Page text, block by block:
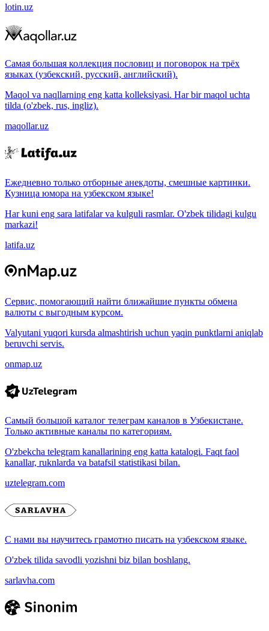
lotin.uz
Самая большая коллекция пословиц и поговорок на трёх
языках (узбекский, русский, английский).
Maqol va naqllarning eng katta kolleksiyasi. Har bir maqol uchta
tilda (o'zbek, rus, ingliz).
maqollar.uz
Ежедневно только отборные анекдоты, смешные картинки.
Кузница юмора на узбекском языке!
Har kuni eng sara latifalar va kulguli rasmlar. O'zbek tilidagi kulgu
markazi!
latifa.uz
Сервис, помогающий найти ближайшие пункты обмена
валюты с выгодным курсом.
Valyutani yuqori kursda almashtirish uchun yaqin punktlarni aniqlab
beruvchi servis.
onmap.uz
Самый большой каталог телеграм каналов в Узбекистане.
Только активные каналы по категориям.
O'zbekcha telegram kanallarining eng katta katalogi. Faqt faol
kanallar, ruknlarda va batafsil statistikasi bilan.
uztelegram.com
С нами вы научитесь грамотно писать на узбекском языке.
O'zbek tilida savodli yozishni biz bilan boshlang.
sarlavha.com